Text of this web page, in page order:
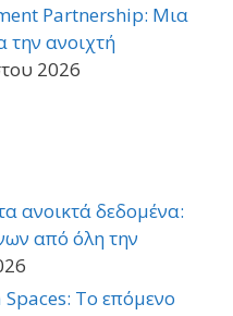
Partnership: Μια
την ανοιχτή
2026
ανοικτά δεδομένα:
από όλη την
Το επόμενο